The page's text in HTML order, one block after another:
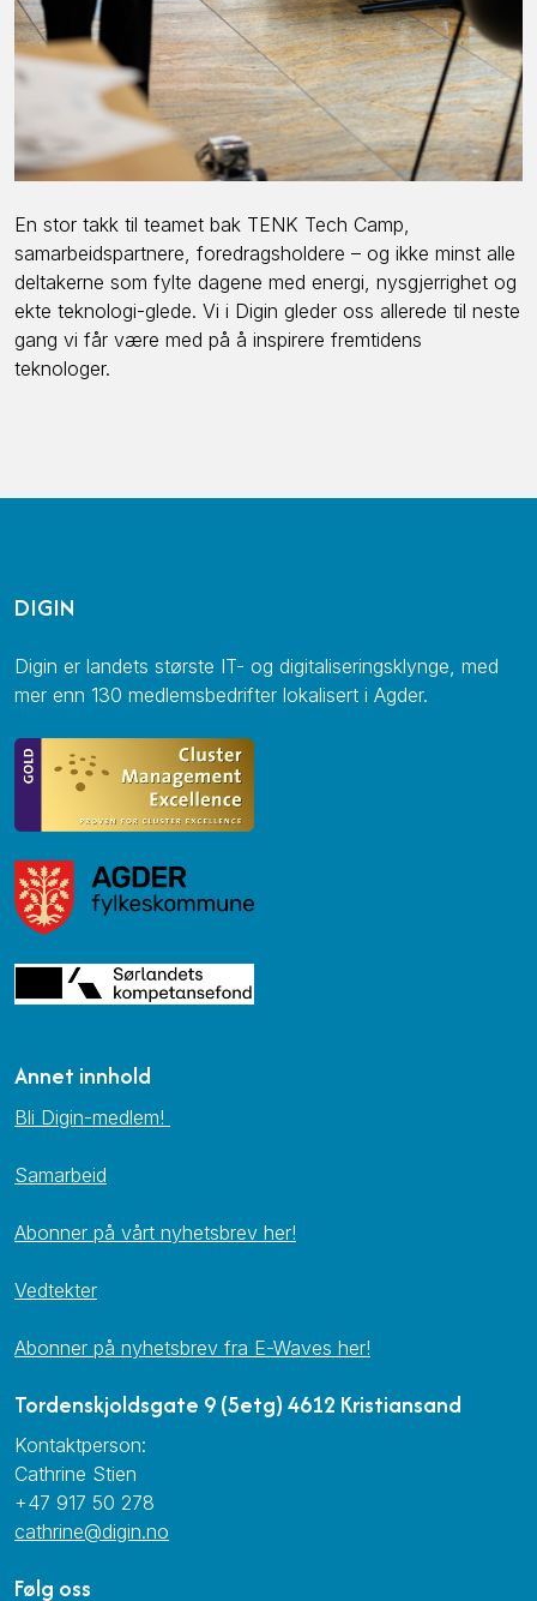
En stor takk til teamet bak TENK Tech Camp,
samarbeidspartnere, foredragsholdere – og ikke minst alle
deltakerne som fylte dagene med energi, nysgjerrighet og
ekte teknologi-glede. Vi i Digin gleder oss allerede til neste
gang vi får være med på å inspirere fremtidens
teknologer.
DIGIN
Digin er landets største IT- og digitaliseringsklynge, med
mer enn 130 medlemsbedrifter lokalisert i Agder.
Annet innhold
Bli Digin-medlem!
Samarbeid
Abonner på vårt nyhetsbrev her!
Vedtekter
Abonner på nyhetsbrev fra E-Waves her!
Tordenskjoldsgate 9 (5etg) 4612 Kristiansand
Kontaktperson:
Cathrine Stien
+47 917 50 278
cathrine@digin.no
Følg oss